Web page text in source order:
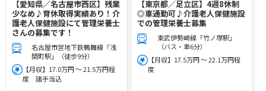
【愛知県／名古屋市西区】残業
少なめ♪育休取得実績あり！介
護老人保健施設にて管理栄養士
さんの募集です！
名古屋市営地下鉄鶴舞線「浅
間町駅」（徒歩9分）
【月収】17.0万円 ～ 21.5万円程
度 諸手当込
【東京都／足立区】4週8休制
◎車通勤可♪介護老人保健施設
での管理栄養士募集
東武伊勢崎線「竹ノ塚駅」
（バス・車6分）
【月収】17.5万円 ～ 22.1万円程
度